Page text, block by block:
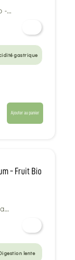
gastrique
Ajouter au panier
- Fruit Bio
lente